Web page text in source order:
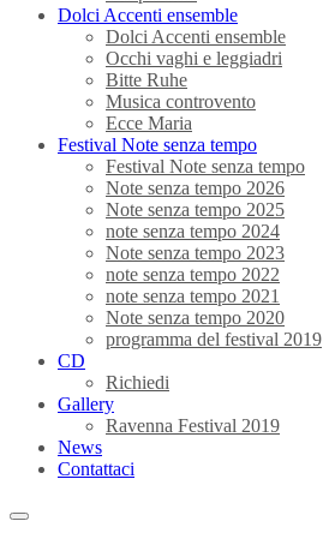
Dolci Accenti ensemble
Dolci Accenti ensemble
Occhi vaghi e leggiadri
Bitte Ruhe
Musica controvento
Ecce Maria
Festival Note senza tempo
Festival Note senza tempo
Note senza tempo 2026
Note senza tempo 2025
note senza tempo 2024
Note senza tempo 2023
note senza tempo 2022
note senza tempo 2021
Note senza tempo 2020
programma del festival 2019
CD
Richiedi
Gallery
Ravenna Festival 2019
News
Contattaci